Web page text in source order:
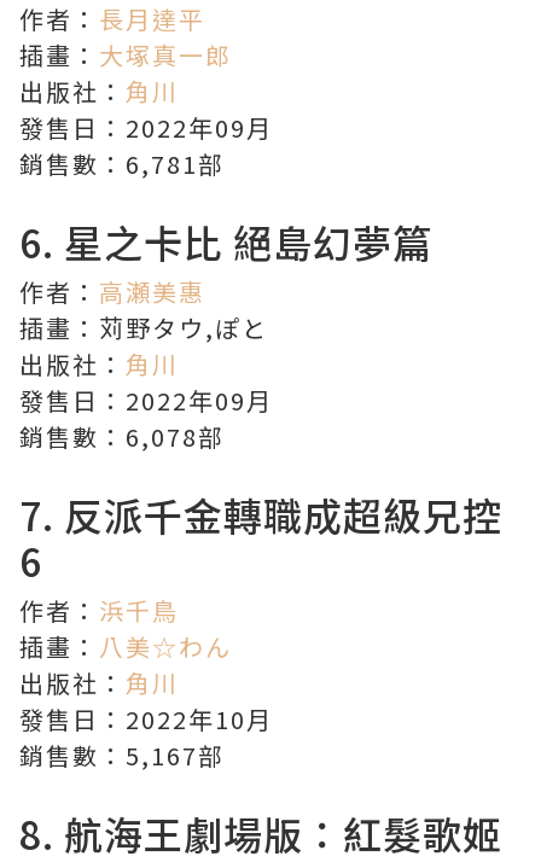
作者： 長月達平
插畫： 大塚真一郎
出版社： 角川
發售日：2022年09月
銷售數：6,781部
6. 星之卡比 絕島幻夢篇
作者： 高瀬美惠
插畫：苅野タウ,ぽと
出版社： 角川
發售日：2022年09月
銷售數：6,078部
7. 反派千金轉職成超級兄控
6
作者： 浜千鳥
插畫： 八美☆わん
出版社： 角川
發售日：2022年10月
銷售數：5,167部
8. 航海王劇場版：紅髮歌姬